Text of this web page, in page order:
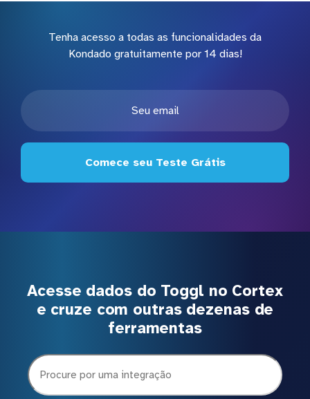
Tenha acesso a todas as funcionalidades da
Kondado gratuitamente por 14 dias!
Comece seu Teste Grátis
Acesse dados do Toggl no Cortex
e cruze com outras dezenas de
ferramentas